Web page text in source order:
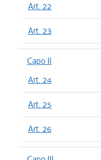
Art. 22
Art. 23
Capo II
Art. 24
Art. 25
Art. 26